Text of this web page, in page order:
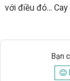
với điều đó… Cay
Bạn